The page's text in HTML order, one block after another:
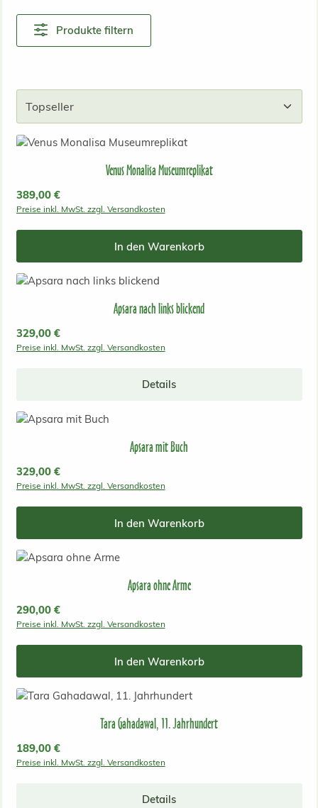
Produkte filtern
Venus Monalisa Museumreplikat
Regulärer Preis:
389,00 €
Preise inkl. MwSt. zzgl. Versandkosten
In den Warenkorb
Apsara nach links blickend
Regulärer Preis:
329,00 €
Preise inkl. MwSt. zzgl. Versandkosten
Details
Apsara mit Buch
Regulärer Preis:
329,00 €
Preise inkl. MwSt. zzgl. Versandkosten
In den Warenkorb
Apsara ohne Arme
Regulärer Preis:
290,00 €
Preise inkl. MwSt. zzgl. Versandkosten
In den Warenkorb
Tara Gahadawal, 11. Jahrhundert
Regulärer Preis:
189,00 €
Preise inkl. MwSt. zzgl. Versandkosten
Details